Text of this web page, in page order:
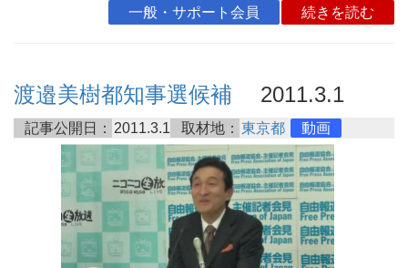
一般・サポート会員 続きを読む
渡邉美樹都知事選候補 2011.3.1
記事公開日： 2011.3.1 取材地： 東京都 動画